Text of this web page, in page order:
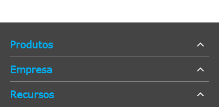
Produtos
Empresa
Recursos